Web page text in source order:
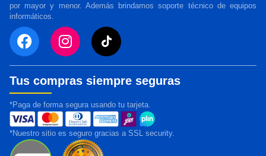
por mayor y menor. Además brindamos soporte técnico de equipos
informáticos.
Tus compras siempre seguras
*Paga de forma segura usando tu tarjeta.
*Nuestro sitio es seguro gracias a SSL security.